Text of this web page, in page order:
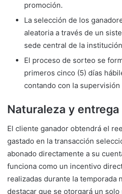
promoción.
La selección de los
aleatoria a través de un
sede central de la
El proceso de sorteo se
primeros cinco (5) días
contando con la
Naturaleza y
El cliente ganador obtendrá el
gastado en la transacción
abonado directamente a su
funciona como un incentivo
realizadas durante la temporada
destacar que se otorgará un